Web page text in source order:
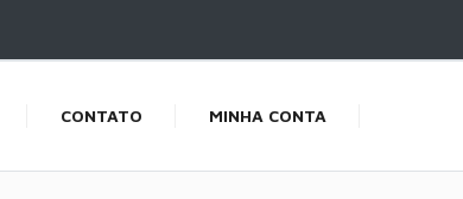
CONTATO MINHA CONTA